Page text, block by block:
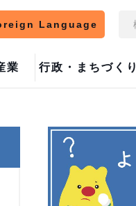
業 行政・まちづくり
Language